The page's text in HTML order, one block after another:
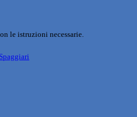
le istruzioni necessarie.